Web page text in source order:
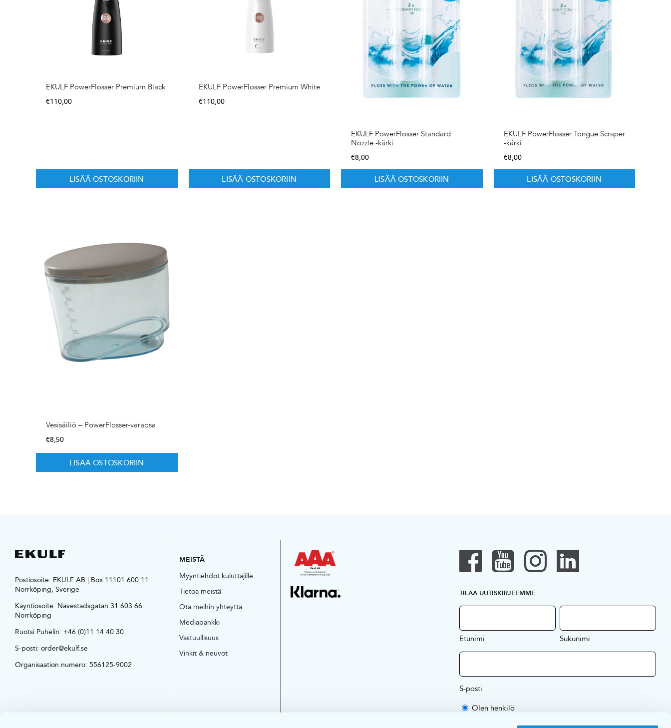
EKULF PowerFlosser Premium Black
€110,00
LISÄÄ OSTOSKORIIN
EKULF PowerFlosser Premium White
€110,00
LISÄÄ OSTOSKORIIN
EKULF PowerFlosser Standard
Nozzle -kärki
€8,00
LISÄÄ OSTOSKORIIN
EKULF PowerFlosser Tongue Scraper
-kärki
€8,00
LISÄÄ OSTOSKORIIN
Vesisäiliö – PowerFlosser-varaosa
€8,50
LISÄÄ OSTOSKORIIN
Postiosoite: EKULF AB | Box 11101 600 11
Norrköping, Sverige
Käyntiosoite: Navestadsgatan 31 603 66
Norrköping
Ruotsi Puhelin: +46 (0)11 14 40 30
S-posti: order@ekulf.se
Organisaation numero: 556125-9002
MEISTÄ
Myyntiehdot kuluttajille
Tietoa meistä
Ota meihin yhteyttä
Mediapankki
Vastuullisuus
Vinkit & neuvot
TILAA UUTISKIRJEEMME
Etunimi Sukunimi
S-posti
Olen henkilö